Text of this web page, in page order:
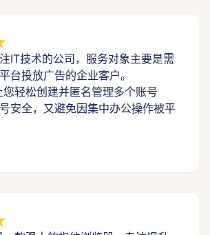
IT技术的公司，服务对象主要是需
台投放广告的企业客户。
轻松创建并匿名管理多个账号
全，又避免因集中办公操作被平